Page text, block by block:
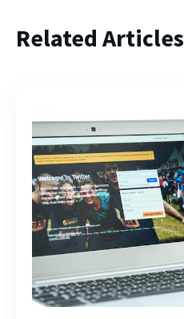
Related Articles